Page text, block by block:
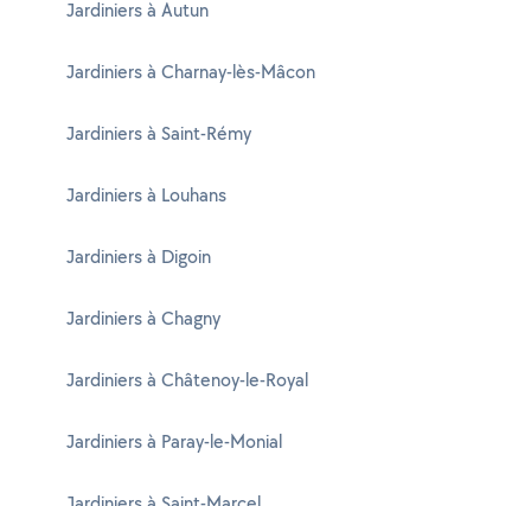
Jardiniers à Autun
Jardiniers à Charnay-lès-Mâcon
Jardiniers à Saint-Rémy
Jardiniers à Louhans
Jardiniers à Digoin
Jardiniers à Chagny
Jardiniers à Châtenoy-le-Royal
Jardiniers à Paray-le-Monial